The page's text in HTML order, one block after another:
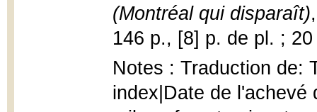
(Montréal qui disparaît)
146 p., [8] p. de pl. ;
Notes : Traduction de:
index|Date de l'achevé